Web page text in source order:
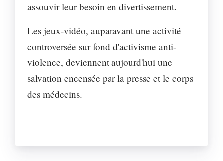
assouvir leur besoin en divertissement.
Les jeux-vidéo, auparavant une activité
controversée sur fond d'activisme anti-
violence, deviennent aujourd'hui une
salvation encensée par la presse et le corps
des médecins.